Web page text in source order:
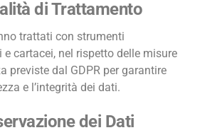
di Trattamento
trattati con strumenti
cartacei, nel rispetto delle misure
previste dal GDPR per garantire
e l’integrità dei dati.
dei Dati